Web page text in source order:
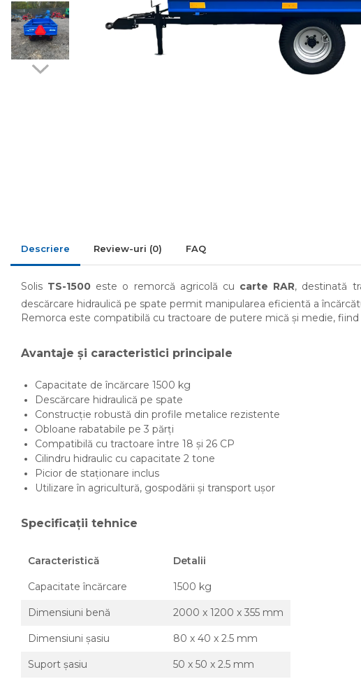
PTO
Fierastraie circulare lemne
Infoliatoare
Tocatoare priza PTO tractor
Utilaje de fabricat peleti
Transport si manipulare
Dumpere si roabe
Benzi transportoare
Cupe transport
Incarcatoare telescopice
Incarcatoare telescopice
rotative
Motostivuitoare
Nacele
Remorci agricole
Transpaleti si stivuitoare
Trolii forestiere
Prelucrarea solului
Accesorii utilaje
Descriere Review-uri (0) FAQ
Solis TS-1500 este o remorcă agricolă cu carte RAR, destinată
descărcare hidraulică pe spate permit manipularea eficientă a
Remorca este compatibilă cu tractoare de putere mică și medie,
Avantaje și caracteristici principale
Capacitate de încărcare 1500 kg
Descărcare hidraulică pe spate
Construcție robustă din profile metalice rezistente
Obloane rabatabile pe 3 părți
Compatibilă cu tractoare între 18 și 26 CP
Cilindru hidraulic cu capacitate 2 tone
Picior de staționare inclus
Utilizare în agricultură, gospodării și transport ușor
Specificații tehnice
Caracteristică Detalii
Capacitate încărcare 1500 kg
Dimensiuni benă 2000 x 1200 x 355 mm
Dimensiuni șasiu 80 x 40 x 2.5 mm
Suport șasiu 50 x 50 x 2.5 mm